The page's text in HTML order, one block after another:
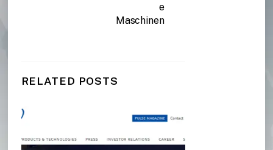
e
Maschinen
RELATED POSTS